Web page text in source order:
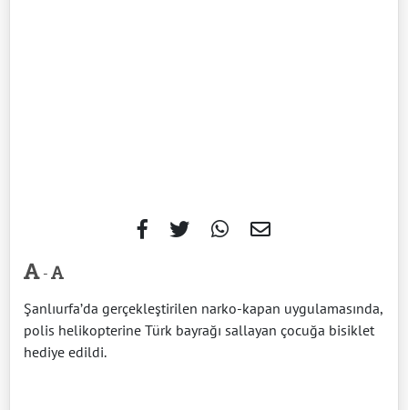
-
Şanlıurfa’da gerçekleştirilen narko-kapan uygulamasında,
polis helikopterine Türk bayrağı sallayan çocuğa bisiklet
hediye edildi.